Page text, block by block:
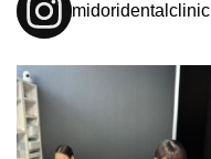
midoridentalclinic